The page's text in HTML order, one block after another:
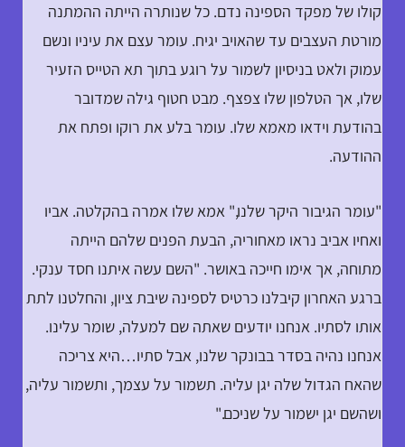
קולו של מפקד הספינה נדם. כל שנותרה הייתה ההמתנה
מורטת העצבים עד שהאויב יגיח. עומר עצם את עיניו ונשם
עמוק ולאט בניסיון לשמור על רוגע בתוך תא הטייס הזעיר
שלו, אך הטלפון שלו צפצף. מבט חטוף גילה שמדובר
בהודעת וידאו מאמא שלו. עומר בלע את רוקו ופתח את
ההודעה.
"עומר הגיבור היקר שלנו," אמא שלו אמרה בהקלטה. אביו
ואחיו אביב נראו מאחוריה, הבעת הפנים שלהם הייתה
מתוחה, אך אימו חייכה באושר. "השם עשה איתנו חסד ענקי.
ברגע האחרון קיבלנו כרטיס לספינה שיבת ציון, והחלטנו לתת
אותו לסתיו. אנחנו יודעים שאתה שם למעלה, שומר עלינו.
אנחנו נהיה בסדר בבונקר שלנו, אבל סתיו…היא צריכה
שהאח הגדול שלה יגן עליה. תשמור על עצמך, ותשמור עליה,
ושהשם יגן ישמור על שניכם."